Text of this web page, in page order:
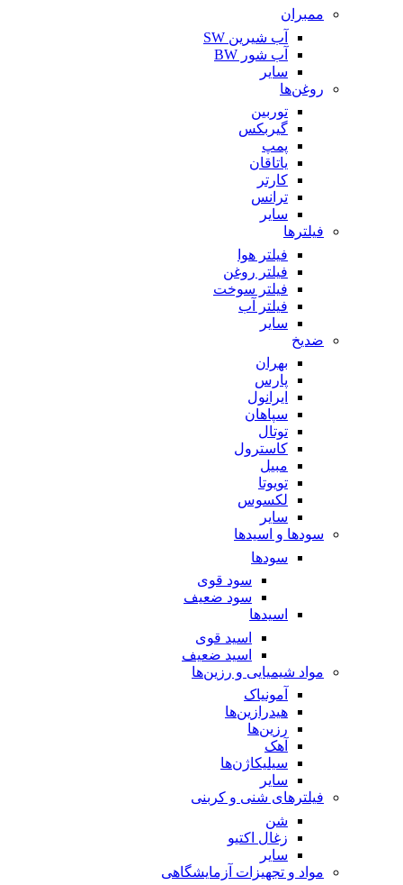
ممبران
آب شیرین SW
آب شور BW
سایر
روغن‌ها
توربین
گیربکس
پمپ
یاتاقان
کارتر
ترانس
سایر
فیلترها
فیلتر هوا
فیلتر روغن
فیلتر سوخت
فیلتر آب
سایر
ضدیخ
بهران
پارس
ایرانول
سپاهان
توتال
کاسترول
مبیل
تویوتا
لکسوس
سایر
سودها و اسیدها
سود‌ها
سود قوی
سود ضعیف
اسید‌ها
اسید قوی
اسید ضعیف
مواد شیمیایی و رزین‌ها
آمونیاک
هیدرازین‌ها
رزین‌ها
آهک
سیلیکاژن‌ها
سایر
فیلترهای شنی و کربنی
شن
زغال اکتیو
سایر
مواد و تجهیزات آزمایشگاهی